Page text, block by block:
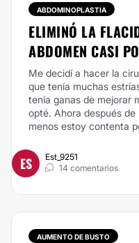
ABDOMINOPLASTIA
ELIMINÓ LA
ABDOMEN CASI
Me decidí a hacer la
que tenía muchas
tenía ganas de mejorar
opté. Ahora después
menos estoy contenta
ES
Est_9251
14 comentarios
AUMENTO DE BUSTO